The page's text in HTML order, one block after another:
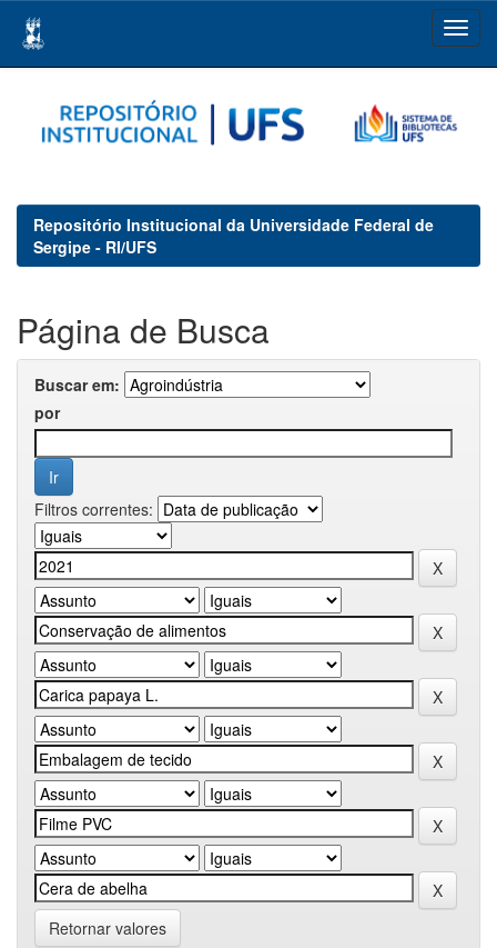
navigation
Repositório Institucional da Universidade Federal de
Sergipe - RI/UFS
Página de Busca
Buscar em:
por
Filtros correntes:
Retornar valores